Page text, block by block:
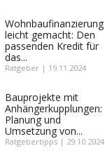
Wohnbaufinanzierung
leicht gemacht: Den
passenden Kredit für
das...
Ratgeber | 19.11.2024
Bauprojekte mit
Anhängerkupplungen:
Planung und
Umsetzung von...
Ratgebertipps | 29.10.2024